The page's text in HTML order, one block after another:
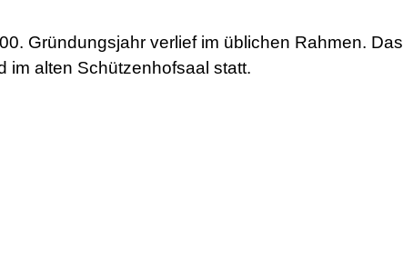
Gründungsjahr verlief im üblichen Rahmen. Das
im alten Schützenhofsaal statt.